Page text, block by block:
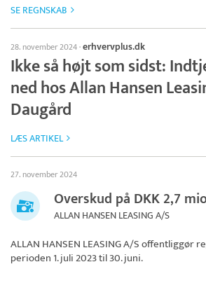
SE REGNSKAB
28. november 2024·erhvervplus.dk
Ikke så højt som sidst:
ned hos Allan Hansen
Daugård
LÆS ARTIKEL
27. november 2024
Overskud på DKK 2,7
ALLAN HANSEN LEASING A/S
ALLAN HANSEN LEASING A/Soffentliggør
perioden 1. juli 2023 til 30. juni.